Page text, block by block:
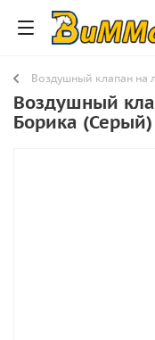
Воздушный клапан на
Воздушный
Борика (Серый)